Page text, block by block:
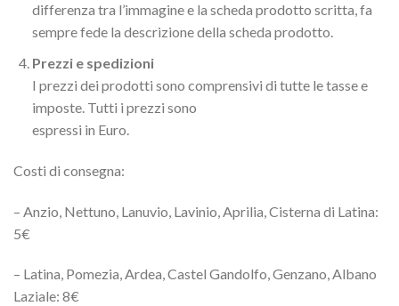
differenza tra l’immagine e la scheda prodotto scritta, fa
sempre fede la descrizione della scheda prodotto.
Prezzi e spedizioni
I prezzi dei prodotti sono comprensivi di tutte le tasse e
imposte. Tutti i prezzi sono
espressi in Euro.
Costi di consegna:
– Anzio, Nettuno, Lanuvio, Lavinio, Aprilia, Cisterna di Latina:
5€
– Latina, Pomezia, Ardea, Castel Gandolfo, Genzano, Albano
Laziale: 8€